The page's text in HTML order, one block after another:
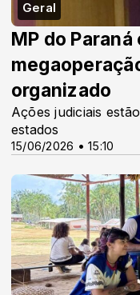
Geral
15/06/2026 • 15:10
MP do
organizado
Ações judiciais
estados